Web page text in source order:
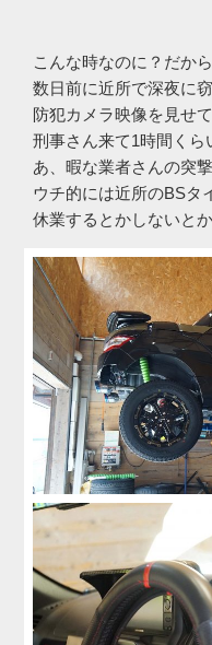
こんな時なのに？だか
数日前に近所で深夜に
防犯カメラ映像を見せ
刑事さん来て1時間くら
あ、暇な業者さんの突
ウチ的には近所のBSタ
休業するとかしないと